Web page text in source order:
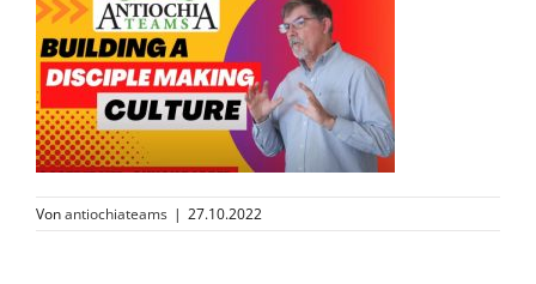
Vonantiochiateams | 27.10.2022